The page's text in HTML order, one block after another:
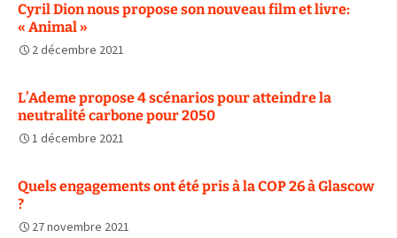
Cyril Dion nous propose son nouveau film et livre:
« Animal »
2 décembre 2021
L’Ademe propose 4 scénarios pour atteindre la
neutralité carbone pour 2050
1 décembre 2021
Quels engagements ont été pris à la COP 26 à Glascow
?
27 novembre 2021